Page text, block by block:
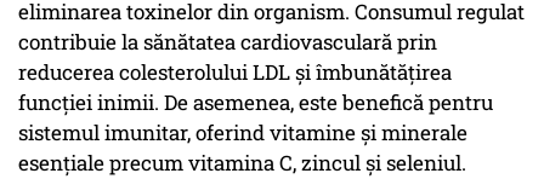
eliminarea toxinelor din organism. Consumul regulat
contribuie la sănătatea cardiovasculară prin
reducerea colesterolului LDL și îmbunătățirea
funcției inimii. De asemenea, este benefică pentru
sistemul imunitar, oferind vitamine și minerale
esențiale precum vitamina C, zincul și seleniul.